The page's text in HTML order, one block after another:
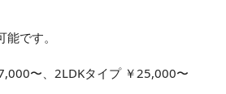
です。
〜、2LDKタイプ ￥25,000〜